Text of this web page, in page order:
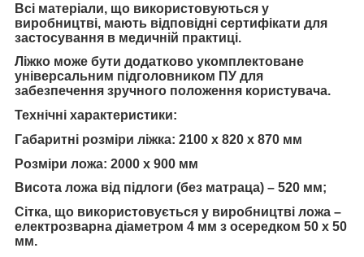
Всі матеріали, що використовуються у
виробництві, мають відповідні сертифікати для
застосування в медичній практиці.
Ліжко може бути додатково укомплектоване
універсальним підголовником ПУ для
забезпечення зручного положення користувача.
Технічні характеристики:
Габаритні розміри ліжка: 2100 х 820 х 870 мм
Розміри ложа: 2000 х 900 мм
Висота ложа від підлоги (без матраца) – 520 мм;
Сітка, що використовується у виробництві ложа –
електрозварна діаметром 4 мм з осередком 50 х 50
мм.